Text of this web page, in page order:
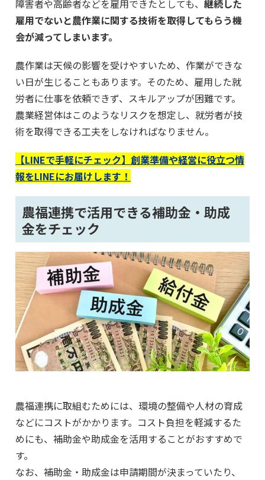
障害者や高齢者などを雇用できたとしても、 継続した
雇用でないと農作業に関する技術を取得してもらう機
会が減ってしまいます。
農作業は天候の影響を受けやすいため、作業ができな
い日が生じることもあります。そのため、雇用した就
労者に仕事を依頼できず、スキルアップが困難です。
農業経営体はこのようなリスクを想定し、就労者が技
術を取得できる工夫をしなければなりません。
【LINEで手軽にチェック】創業準備や経営に役立つ情
報をLINEにお届けします！
農福連携で活用できる補助金・助成
金をチェック
農福連携に取組むためには、環境の整備や人材の育成
などにコストがかかります。コスト負担を軽減するた
めにも、補助金や助成金を活用することがおすすめで
す。
なお、補助金・助成金は申請期間が決まっていたり、